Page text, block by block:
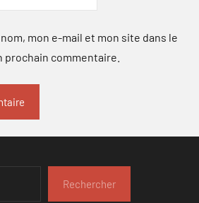
mon e-mail et mon site dans le
commentaire.
Rechercher